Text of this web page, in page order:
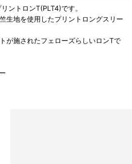
ントロンT(PLT4)です。
生地を使用したプリントロングスリー
が施されたフェローズらしいロンTで